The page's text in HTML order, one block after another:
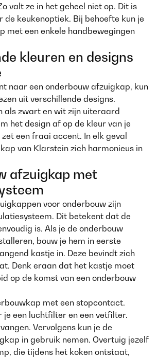
valt ze in het geheel niet op. Dit is
de keukenoptiek. Bij behoefte kun je
met een enkele handbewegingen
kleuren en designs
naar een onderbouw afzuigkap, kun
uit verschillende designs.
als zwart en wit zijn uiteraard
het design af op de kleur van je
een fraai accent. In elk geval
van Klarstein zich harmonieus in
afzuigkap met
voor onderbouw zijn
Dit betekent dat de
is. Als je de onderbouw
bouw je hem in eerste
kastje in. Deze bevindt zich
Denk eraan dat het kastje moet
op de komst van een onderbouw
met een stopcontact.
je een luchtfilter en een vetfilter.
Vervolgens kun je de
in gebruik nemen. Overtuig jezelf
die tijdens het koken ontstaat,